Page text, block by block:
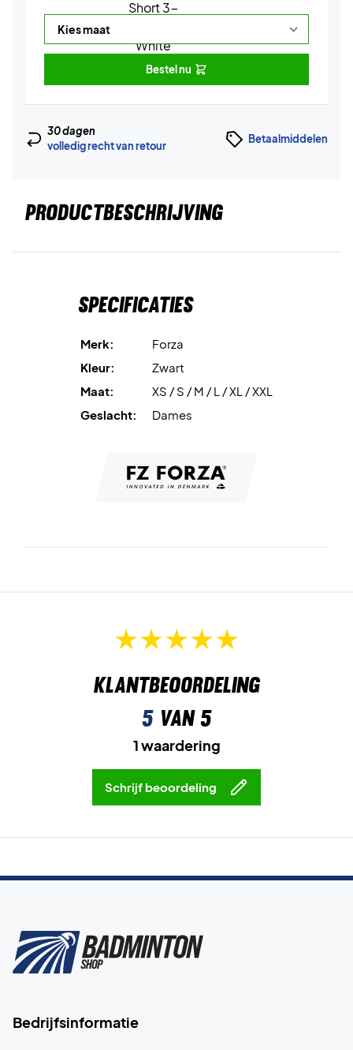
Bestel nu
30 dagen
volledig recht van retour
Betaalmiddelen
PRODUCTBESCHRIJVING
Specificaties
Merk:
Forza
Kleur:
Zwart
Maat:
XS / S / M / L / XL / XXL
Geslacht:
Dames
Klantbeoordeling
5van 5
1 waardering
Schrijf beoordeling
Bedrijfsinformatie